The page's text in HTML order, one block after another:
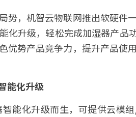
势，机智云物联网推出软硬件
化升级，轻松完成加湿器产品
优势产品竞争力，提升产品使
能化升级
能化升级而生，可提供云模